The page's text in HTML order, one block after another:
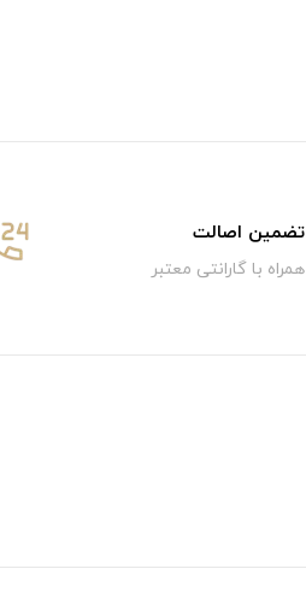
تضمین اصالت
همراه با گارانتی معتبر